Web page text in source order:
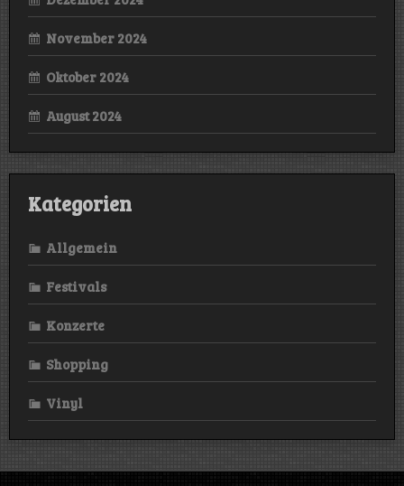
November 2024
Oktober 2024
August 2024
Kategorien
Allgemein
Festivals
Konzerte
Shopping
Vinyl